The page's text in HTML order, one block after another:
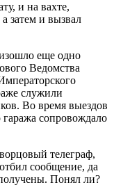
и на вахте,
затем и вызвал
еще одно
Ведомства
служили
Во время выездов
сопровождало
телеграф,
сообщение, да
Понял ли?